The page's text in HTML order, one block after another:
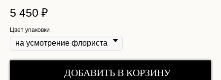
5 450 ₽
Цвет упаковки
ДОБАВИТЬ В КОРЗИНУ